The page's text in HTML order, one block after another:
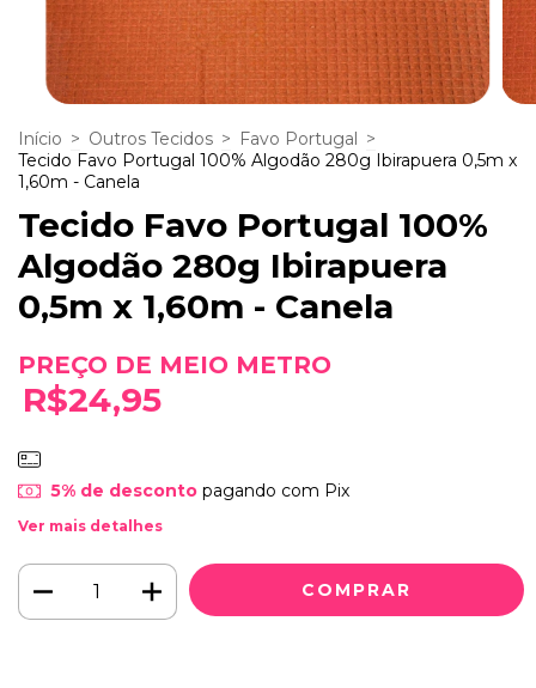
Início > Outros Tecidos > Favo Portugal >
Tecido Favo Portugal 100% Algodão 280g Ibirapuera 0,5m x
1,60m - Canela
Tecido Favo Portugal 100%
Algodão 280g Ibirapuera
0,5m x 1,60m - Canela
R$24,95
5% de descontopagando com Pix
Ver mais detalhes